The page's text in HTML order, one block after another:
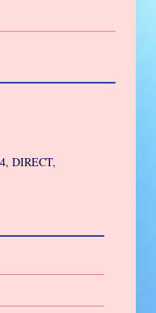
DIRECT,